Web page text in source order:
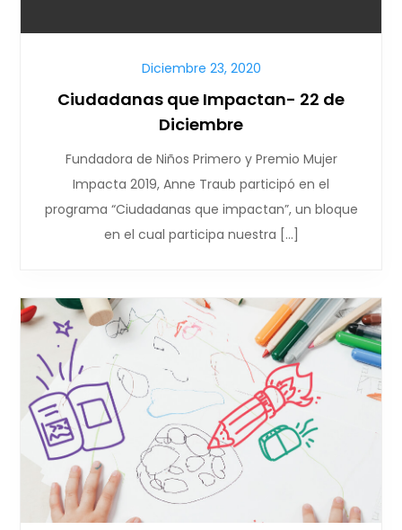
Diciembre 23, 2020
Ciudadanas que Impactan- 22 de
Diciembre
Fundadora de Niños Primero y Premio Mujer
Impacta 2019, Anne Traub participó en el
programa “Ciudadanas que impactan”, un bloque
en el cual participa nuestra […]